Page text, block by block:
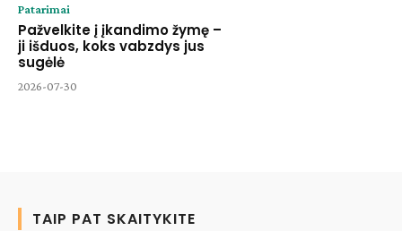
Patarimai
Pažvelkite į įkandimo žymę –
ji išduos, koks vabzdys jus
sugėlė
2026-07-30
TAIP PAT SKAITYKITE